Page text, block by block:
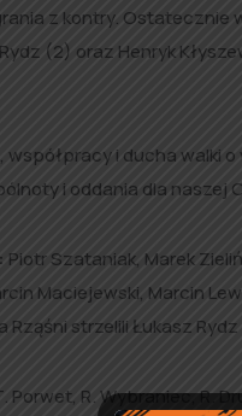
z kontry. Ostatecznie
(2) oraz Henryk
współpracy i ducha walki
i oddania dla naszej
Piotr Szataniak, Marek
Maciejewski, Marcin
Rząśni strzelili Łukasz
Porwet, R. Wybraniec, R.